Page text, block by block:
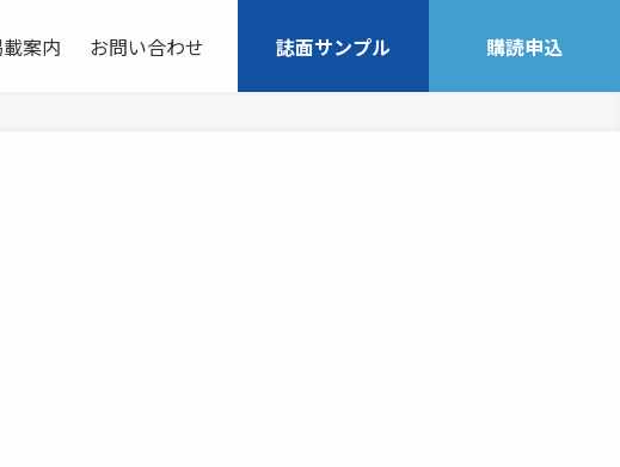
案内 お問い合わせ 誌面サンプル 購読申込